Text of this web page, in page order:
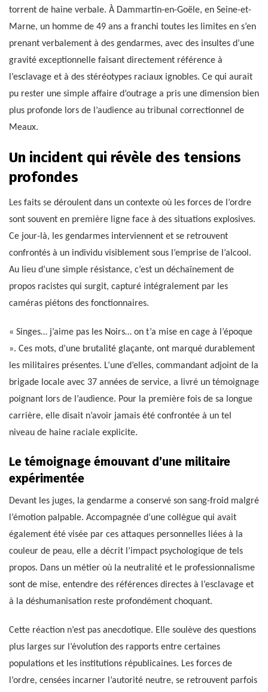
torrent de haine verbale. À Dammartin-en-Goële, en Seine-et-
Marne, un homme de 49 ans a franchi toutes les limites en s’en
prenant verbalement à des gendarmes, avec des insultes d’une
gravité exceptionnelle faisant directement référence à
l’esclavage et à des stéréotypes raciaux ignobles. Ce qui aurait
pu rester une simple affaire d’outrage a pris une dimension bien
plus profonde lors de l’audience au tribunal correctionnel de
Meaux.
Un incident qui révèle des tensions
profondes
Les faits se déroulent dans un contexte où les forces de l’ordre
sont souvent en première ligne face à des situations explosives.
Ce jour-là, les gendarmes interviennent et se retrouvent
confrontés à un individu visiblement sous l’emprise de l’alcool.
Au lieu d’une simple résistance, c’est un déchaînement de
propos racistes qui surgit, capturé intégralement par les
caméras piétons des fonctionnaires.
« Singes… j’aime pas les Noirs… on t’a mise en cage à l’époque
». Ces mots, d’une brutalité glaçante, ont marqué durablement
les militaires présentes. L’une d’elles, commandant adjoint de la
brigade locale avec 37 années de service, a livré un témoignage
poignant lors de l’audience. Pour la première fois de sa longue
carrière, elle disait n’avoir jamais été confrontée à un tel
niveau de haine raciale explicite.
Le témoignage émouvant d’une militaire
expérimentée
Devant les juges, la gendarme a conservé son sang-froid malgré
l’émotion palpable. Accompagnée d’une collègue qui avait
également été visée par ces attaques personnelles liées à la
couleur de peau, elle a décrit l’impact psychologique de tels
propos. Dans un métier où la neutralité et le professionnalisme
sont de mise, entendre des références directes à l’esclavage et
à la déshumanisation reste profondément choquant.
Cette réaction n’est pas anecdotique. Elle soulève des questions
plus larges sur l’évolution des rapports entre certaines
populations et les institutions républicaines. Les forces de
l’ordre, censées incarner l’autorité neutre, se retrouvent parfois